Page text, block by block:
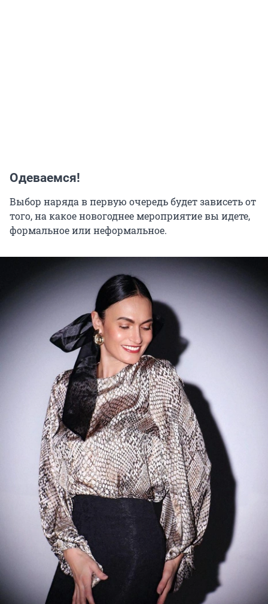
Одеваемся!
Выбор наряда в первую очередь будет зависеть от
того, на какое новогоднее мероприятие вы идете,
формальное или неформальное.